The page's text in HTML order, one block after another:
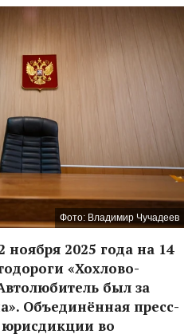
Фото: Владимир Чучадеев
2025 года на 14
«Хохлово-
был за
Объединённая пресс-
во